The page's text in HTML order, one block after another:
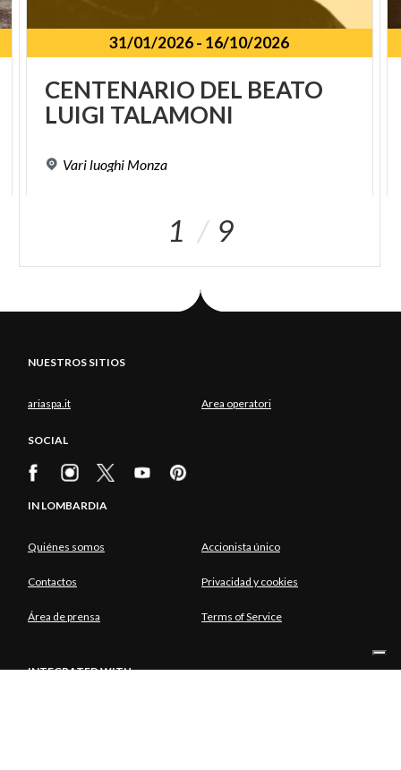
31/01/2026- 16/10/2026
CENTENARIO DEL BEATO
LUIGI TALAMONI
Variluoghi Monza
1 9
NUESTROS SITIOS
ariaspa.it Area operatori
SOCIAL
IN LOMBARDIA
Quiénes somos Accionista único
Contactos Privacidad y cookies
Área de prensa Terms of Service
INTEGRATED WITH